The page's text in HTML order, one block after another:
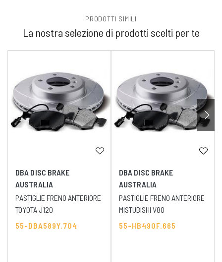
PRODOTTI SIMILI
La nostra selezione di prodotti scelti per te
DBA DISC BRAKE
AUSTRALIA
PASTIGLIE FRENO ANTERIORE
TOYOTA J120
55-DBA589Y.704
DBA DISC BRAKE
AUSTRALIA
PASTIGLIE FRENO ANTERIORE
MISTUBISHI V80
55-HB490F.665